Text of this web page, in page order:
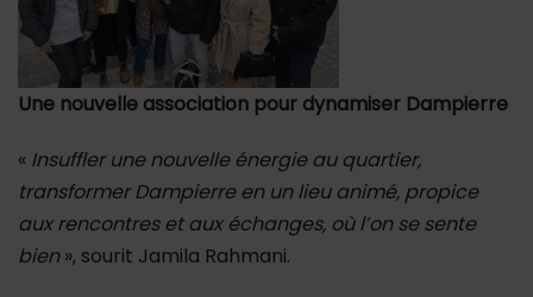
Une nouvelle association pour dynamiser Dampierre
« Insuffler une nouvelle énergie au quartier,
transformer Dampierre en un lieu animé, propice
aux rencontres et aux échanges, où l’on se sente
bien», sourit Jamila Rahmani.